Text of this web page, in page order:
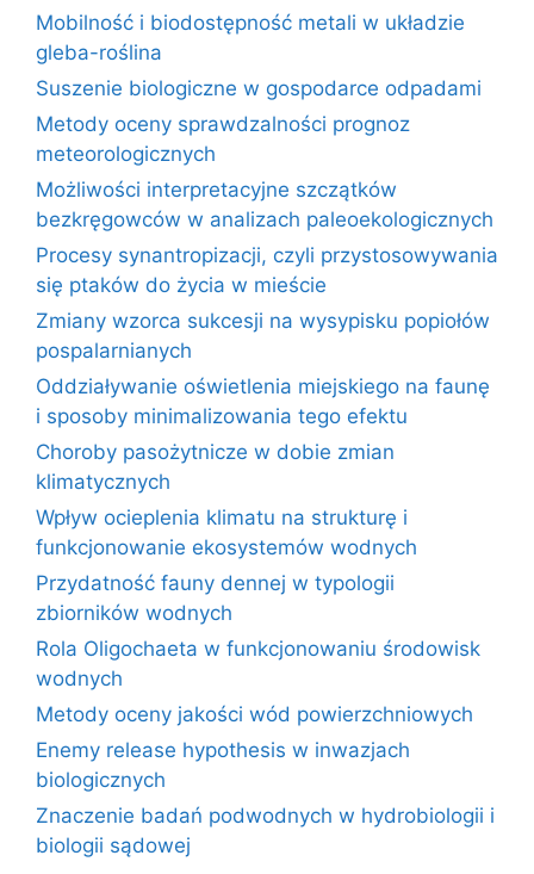
Mobilność i biodostępność metali w układzie
gleba-roślina
Suszenie biologiczne w gospodarce odpadami
Metody oceny sprawdzalności prognoz
meteorologicznych
Możliwości interpretacyjne szczątków
bezkręgowców w analizach paleoekologicznych
Procesy synantropizacji, czyli przystosowywania
się ptaków do życia w mieście
Zmiany wzorca sukcesji na wysypisku popiołów
pospalarnianych
Oddziaływanie oświetlenia miejskiego na faunę
i sposoby minimalizowania tego efektu
Choroby pasożytnicze w dobie zmian
klimatycznych
Wpływ ocieplenia klimatu na strukturę i
funkcjonowanie ekosystemów wodnych
Przydatność fauny dennej w typologii
zbiorników wodnych
Rola Oligochaeta w funkcjonowaniu środowisk
wodnych
Metody oceny jakości wód powierzchniowych
Enemy release hypothesis w inwazjach
biologicznych
Znaczenie badań podwodnych w hydrobiologii i
biologii sądowej